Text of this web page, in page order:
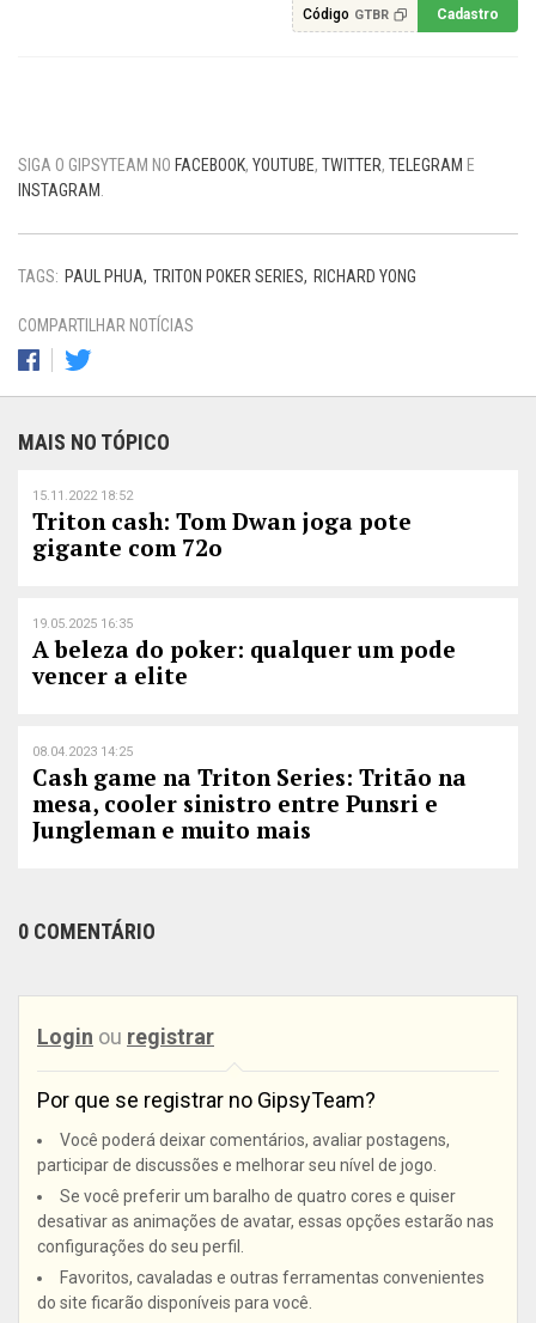
Código GTBR Cadastro
SIGA O GIPSYTEAM NO FACEBOOK, YOUTUBE, TWITTER, TELEGRAM E
INSTAGRAM.
TAGS: PAUL PHUA TRITON POKER SERIES RICHARD YONG
COMPARTILHAR NOTÍCIAS
MAIS NO TÓPICO
15.11.2022 18:52
Triton cash: Tom Dwan joga pote
gigante com 72o
19.05.2025 16:35
A beleza do poker: qualquer um pode
vencer a elite
08.04.2023 14:25
Cash game na Triton Series: Tritão na
mesa, cooler sinistro entre Punsri e
Jungleman e muito mais
0 COMENTÁRIO
Login ou registrar
Por que se registrar no GipsyTeam?
Você poderá deixar comentários, avaliar postagens,
participar de discussões e melhorar seu nível de jogo.
Se você preferir um baralho de quatro cores e quiser
desativar as animações de avatar, essas opções estarão nas
configurações do seu perfil.
Favoritos, cavaladas e outras ferramentas convenientes
do site ficarão disponíveis para você.